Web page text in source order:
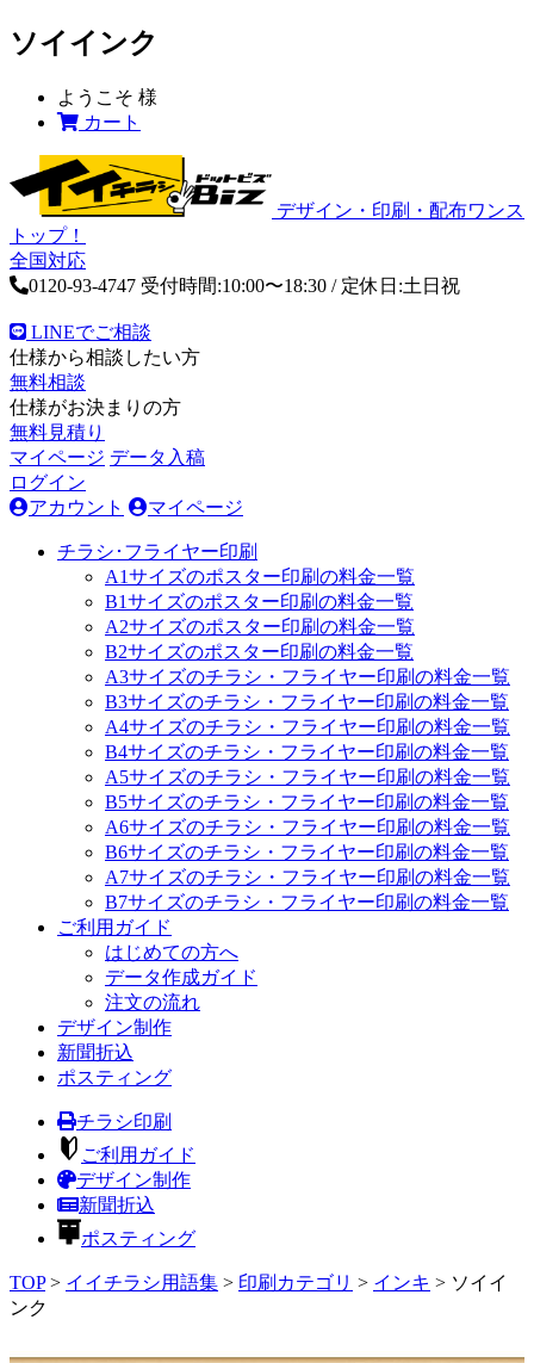
ソイインク
ようこそ 様
カート
デザイン・印刷・配布ワンス
トップ！
全国対応
0120-93-4747 受付時間:10:00〜18:30 / 定休日:土日祝
LINEでご相談
仕様から相談したい方
無料相談
仕様がお決まりの方
無料見積り
マイページ データ入稿
ログイン
アカウント
マイページ
チラシ･フライヤー印刷
A1サイズのポスター印刷の料金一覧
B1サイズのポスター印刷の料金一覧
A2サイズのポスター印刷の料金一覧
B2サイズのポスター印刷の料金一覧
A3サイズのチラシ・フライヤー印刷の料金一覧
B3サイズのチラシ・フライヤー印刷の料金一覧
A4サイズのチラシ・フライヤー印刷の料金一覧
B4サイズのチラシ・フライヤー印刷の料金一覧
A5サイズのチラシ・フライヤー印刷の料金一覧
B5サイズのチラシ・フライヤー印刷の料金一覧
A6サイズのチラシ・フライヤー印刷の料金一覧
B6サイズのチラシ・フライヤー印刷の料金一覧
A7サイズのチラシ・フライヤー印刷の料金一覧
B7サイズのチラシ・フライヤー印刷の料金一覧
ご利用ガイド
はじめての方へ
データ作成ガイド
注文の流れ
デザイン制作
新聞折込
ポスティング
チラシ印刷
ご利用ガイド
デザイン制作
新聞折込
ポスティング
TOP> イイチラシ用語集 > 印刷カテゴリ > インキ > ソイイ
ンク